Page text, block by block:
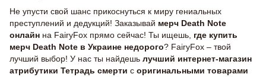
Не упусти свой шанс прикоснуться к миру гениальных
преступлений и дедукций! Заказывай мерч Death Note
онлайн на FairyFox прямо сейчас! Ты ищешь, где купить
мерч Death Note в Украине недорого? FairyFox – твой
лучший выбор! У нас ты найдешь лучший интернет-магазин
атрибутики Тетрадь смерти с оригинальными товарами